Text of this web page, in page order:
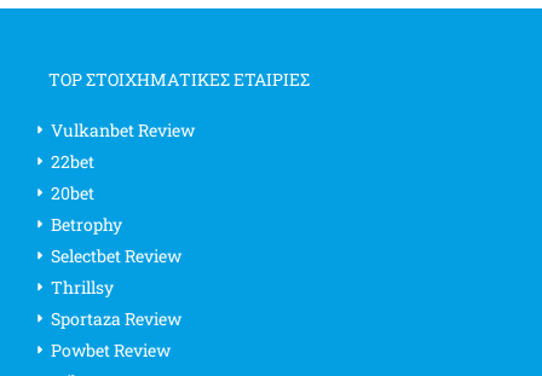
TOP ΣΤΟΙΧΗΜΑΤΙΚΕΣ ΕΤΑΙΡΙΕΣ
Vulkanbet Review
22bet
20bet
Betrophy
Selectbet Review
Thrillsy
Sportaza Review
Powbet Review